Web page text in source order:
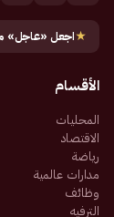
★اجعل «عاجل»
الأقسام
المحليات
الاقتصاد
رياضة
مدارات عالمية
وظائف
الترفيه